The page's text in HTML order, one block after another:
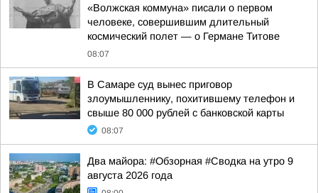
«Волжская коммуна» писали о первом
человеке, совершившим длительный
космический полет — о Германе Титове
08:07
В Самаре суд вынес приговор
злоумышленнику, похитившему телефон и
свыше 80 000 рублей с банковской карты
08:07
Два майора: #Обзорная #Сводка на утро 9
августа 2026 года